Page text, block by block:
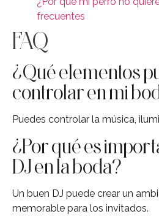
frecuentes
FAQ
¿Qué elementos
controlar en mi
Puedes controlar la música,
¿Por qué es
DJ en la boda?
Un buen DJ puede crear un
memorable para los invitados.